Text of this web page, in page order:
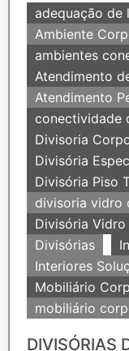
adequação de
Ambiente
ambientes
Atendimento
Atendimento
conectividade
Divisoria
Divisória
Divisória Piso
divisoria vidro
Divisória
Divisórias
Interiores
Mobiliário
mobiliário
DIVISÓRIAS